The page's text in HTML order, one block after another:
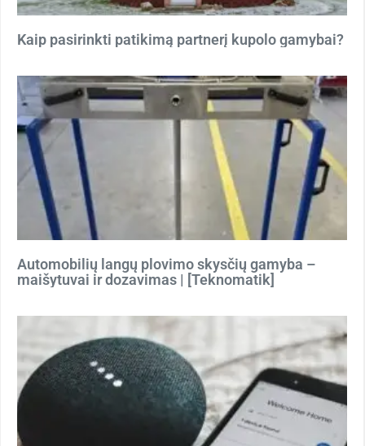
Kaip pasirinkti patikimą partnerį kupolo gamybai?
Automobilių langų plovimo skysčių gamyba –
maišytuvai ir dozavimas | [Teknomatik]